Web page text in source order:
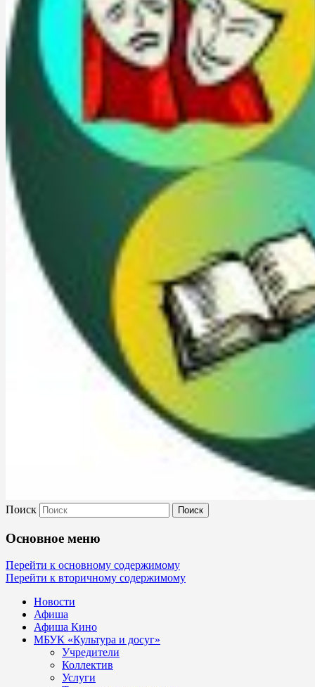
Культура Невель
МБУК Невельского района "Культура
и досуг"
Поиск
Основное меню
Перейти к основному содержимому
Перейти к вторичному содержимому
Новости
Афиша
Афиша Кино
МБУК «Культура и досуг»
Учредители
Коллектив
Услуги